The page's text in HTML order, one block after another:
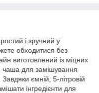
і зручний у
обходитися без
виготовлений із міцних
чаша для замішування
Завдяки ємній, 5-літровій
інгредієнти для